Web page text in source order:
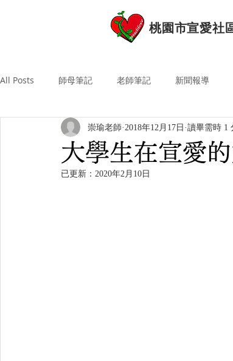
桃園市宣愛社
All Posts 師母筆記 老師筆記 新聞報導
大學生在宣愛
崇瑜老師 2018年12月17日 讀畢需時 1
已更新： 2020年2月10日